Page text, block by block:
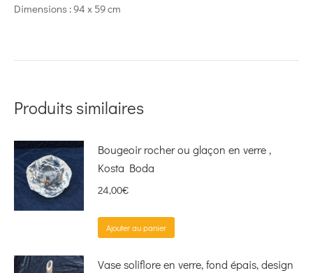
Dimensions : 94 x 59 cm
Produits similaires
Bougeoir rocher ou glaçon en verre ,
Kosta Boda
24,00€
Ajouter au panier
Vase soliflore en verre, fond épais, design